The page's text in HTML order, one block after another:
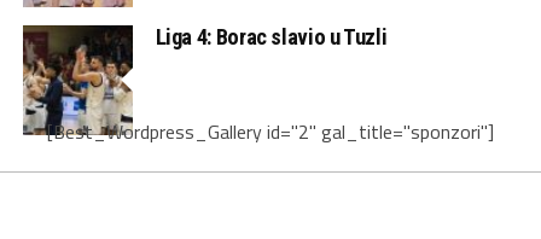
Liga 4: Borac slavio u Tuzli
[Best_Wordpress_Gallery id="2" gal_title="sponzori"]